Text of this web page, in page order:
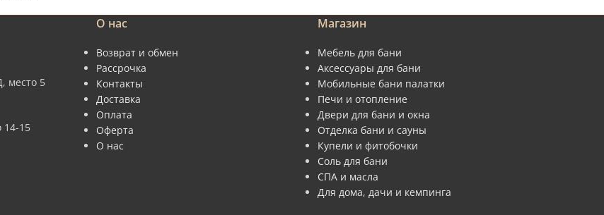
место 5
14-15
О нас
Возврат и обмен
Рассрочка
Контакты
Доставка
Оплата
Оферта
О нас
Магазин
Мебель для бани
Аксессуары для бани
Мобильные бани палатки
Печи и отопление
Двери для бани и окна
Отделка бани и сауны
Купели и фитобочки
Соль для бани
СПА и масла
Для дома, дачи и кемпинга